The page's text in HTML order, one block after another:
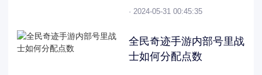
· 2024-05-31 00:45:35
全民奇迹手游内部号里战
士如何分配点数